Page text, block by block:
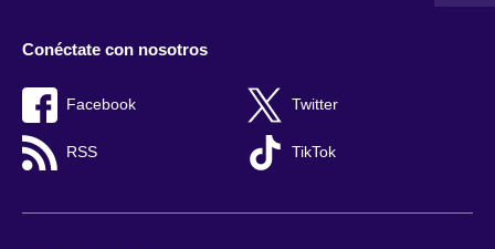
Conéctate con nosotros
Facebook Twitter
RSS TikTok